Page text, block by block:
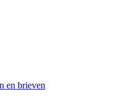
en brieven